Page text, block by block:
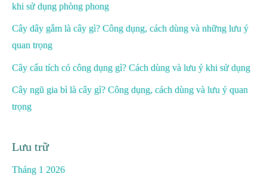
khi sử dụng phòng phong
Cây dây gắm là cây gì? Công dụng, cách dùng và những lưu ý
quan trọng
Cây cẩu tích có công dụng gì? Cách dùng và lưu ý khi sử dụng
Cây ngũ gia bì là cây gì? Công dụng, cách dùng và lưu ý quan
trọng
Lưu trữ
Tháng 1 2026